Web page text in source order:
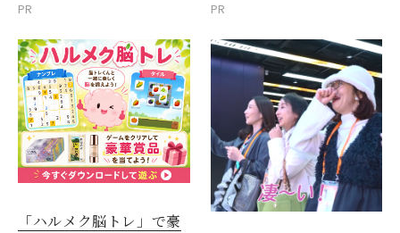
PR PR
「ハルメク脳トレ」で豪